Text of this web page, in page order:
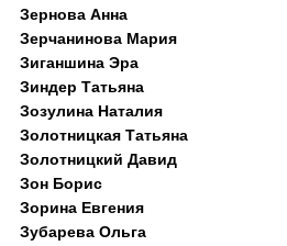
Зернова Анна
Зерчанинова Мария
Зиганшина Эра
Зиндер Татьяна
Зозулина Наталия
Золотницкая Татьяна
Золотницкий Давид
Зон Борис
Зорина Евгения
Зубарева Ольга